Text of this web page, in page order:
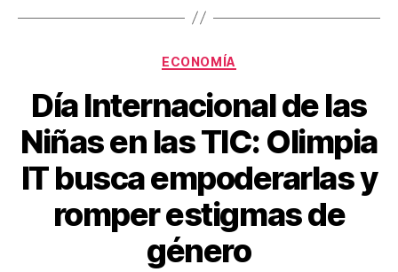
o
tir
Categorías
ECONOMÍA
Día Internacional de las
Niñas en las TIC: Olimpia
IT busca empoderarlas y
romper estigmas de
género